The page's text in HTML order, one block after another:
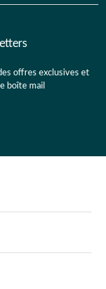
offres exclusives et
boîte mail